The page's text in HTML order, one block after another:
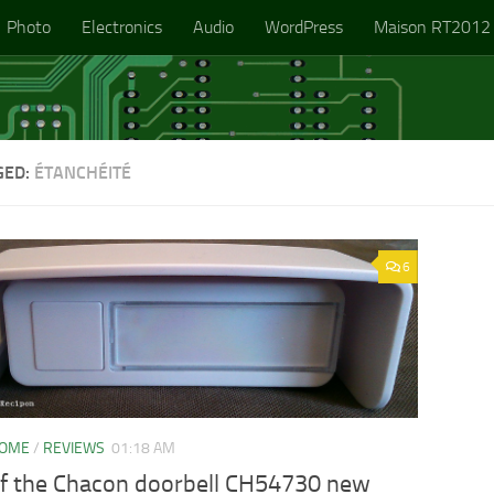
Photo Electronics Audio WordPress Maison RT2012
ÉTANCHÉITÉ
6
/ REVIEWS 01:18 AM
the Chacon doorbell CH54730 new